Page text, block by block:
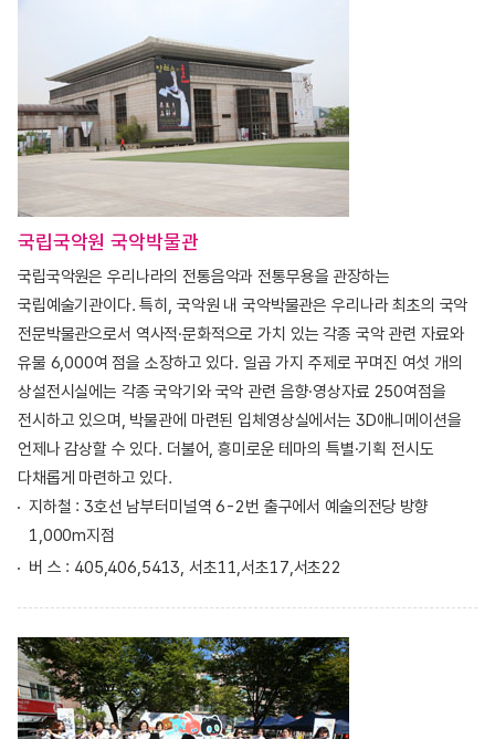
국립국악원 국악박물관
국립국악원은 우리나라의 전통음악과 전통무용을 관장하는
국립예술기관이다. 특히, 국악원 내 국악박물관은 우리나라 최초의 국악
전문박물관으로서 역사적·문화적으로 가치 있는 각종 국악 관련 자료와
유물 6,000여 점을 소장하고 있다. 일곱 가지 주제로 꾸며진 여섯 개의
상설전시실에는 각종 국악기와 국악 관련 음향·영상자료 250여점을
전시하고 있으며, 박물관에 마련된 입체영상실에서는 3D애니메이션을
언제나 감상할 수 있다. 더불어, 흥미로운 테마의 특별·기획 전시도
다채롭게 마련하고 있다.
지하철 : 3호선 남부터미널역 6-2번 출구에서 예술의전당 방향
1,000m지점
버 스 : 405,406,5413, 서초11,서초17,서초22